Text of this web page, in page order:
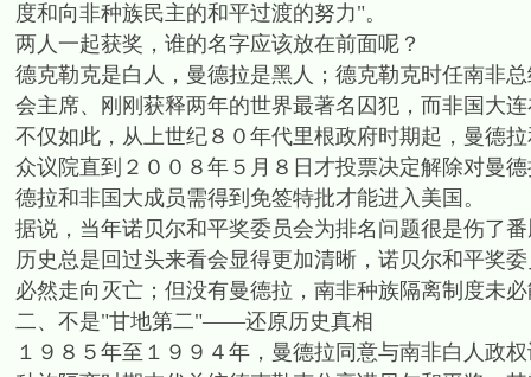
度和向非种族民主的和平过渡的努力"。
两人一起获奖，谁的名字应该放在前面呢？
德克勒克是白人，曼德拉是黑人；德克勒克时任南非
会主席、刚刚获释两年的世界最著名囚犯，而非国大
不仅如此，从上世纪８０年代里根政府时期起，曼德
众议院直到２００８年５月８日才投票决定解除对曼
德拉和非国大成员需得到免签特批才能进入美国。
据说，当年诺贝尔和平奖委员会为排名问题很是伤了
历史总是回过头来看会显得更加清晰，诺贝尔和平奖
必然走向灭亡；但没有曼德拉，南非种族隔离制度未
二、不是"甘地第二"——还原历史真相
１９８５年至１９９４年，曼德拉同意与南非白人政